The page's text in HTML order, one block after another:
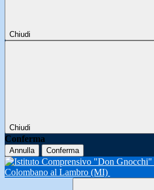
Chiudi
Chiudi
Conferma
Annulla Conferma
Colombano al Lambro (MI)